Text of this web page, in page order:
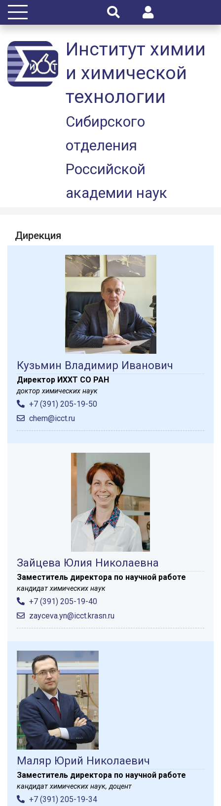
Институт химии
и химической
технологии
Сибирского
отделения
Российской
академии наук
Дирекция
Кузьмин Владимир Иванович
Директор ИХХТ СО РАН
доктор химических наук
+7 (391) 205-19-50
chem@icct.ru
Зайцева Юлия Николаевна
Заместитель директора по научной работе
кандидат химических наук
+7 (391) 205-19-40
zayceva.yn@icct.krasn.ru
Маляр Юрий Николаевич
Заместитель директора по научной работе
кандидат химических наук, доцент
+7 (391) 205-19-34